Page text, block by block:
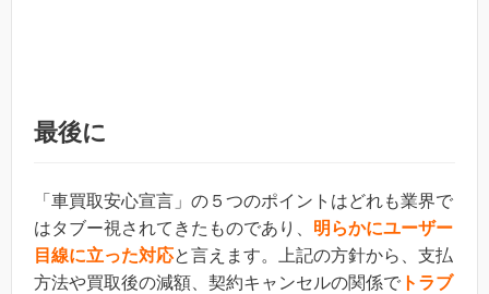
最後に
「車買取安心宣言」の５つのポイントはどれも業界で
はタブー視されてきたものであり、 明らかにユーザー
目線に立った対応と言えます。上記の方針から、支払
方法や買取後の減額、契約キャンセルの関係で トラブ